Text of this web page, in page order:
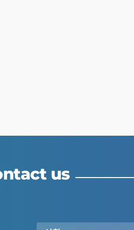
us